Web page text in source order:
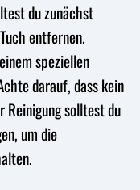
du zunächst
entfernen.
speziellen
darauf, dass kein
Reinigung solltest du
um die